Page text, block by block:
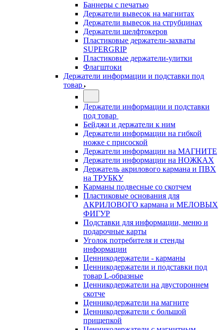
Баннеры с печатью
Держатели вывесок на магнитах
Держатели вывесок на струбцинах
Держатели шелфтокеров
Пластиковые держатели-захваты
SUPERGRIP
Пластиковые держатели-улитки
Флагштоки
Держатели информации и подставки под
товар
Держатели информации и подставки
под товар
Бейджи и держатели к ним
Держатели информации на гибкой
ножке с присоской
Держатели информации на МАГНИТЕ
Держатели информации на НОЖКАХ
Держатель акрилового кармана и ПВХ
на ТРУБКУ
Карманы подвесные со скотчем
Пластиковые основания для
АКРИЛОВОГО кармана и МЕЛОВЫХ
ФИГУР
Подставки для информации, меню и
подарочные карты
Уголок потребителя и стенды
информации
Ценникодержатели - карманы
Ценникодержатели и подставки под
товар L-образные
Ценникодержатели на двустороннем
скотче
Ценникодержатели на магните
Ценникодержатели с большой
прищепкой